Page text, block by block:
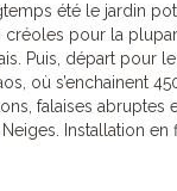
été le jardin
créoles pour la
Puis, départ pour
où s’enchainent
falaises abruptes
Installation en